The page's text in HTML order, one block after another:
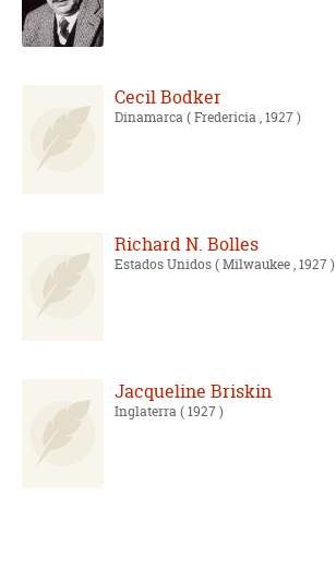
Cecil Bodker
Dinamarca( Fredericia , 1927 )
Richard N. Bolles
Estados Unidos( Milwaukee , 1927 )
Jacqueline Briskin
Inglaterra( 1927 )